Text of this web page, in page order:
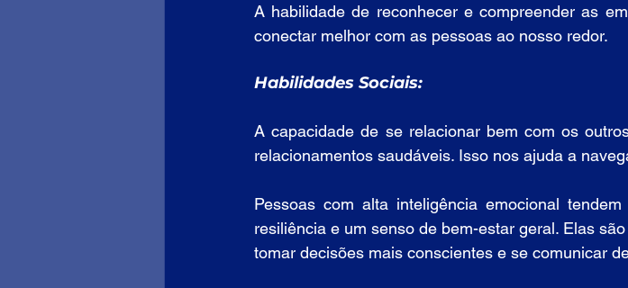
A habilidade de reconhecer e compreender as
conectar melhor com as pessoas ao nosso redor.
Habilidades Sociais:
A capacidade de se relacionar bem com os
relacionamentos saudáveis. Isso nos ajuda a
Pessoas com alta inteligência emocional
resiliência e um senso de bem-estar geral. Elas
tomar decisões mais conscientes e se comunicar